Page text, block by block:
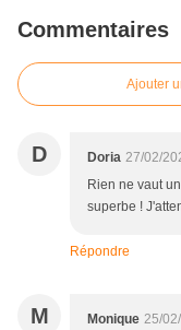
Commentaires
Ajouter
D Doria 27/02/
Rien ne vaut
superbe !
Répondre
M Monique 25/